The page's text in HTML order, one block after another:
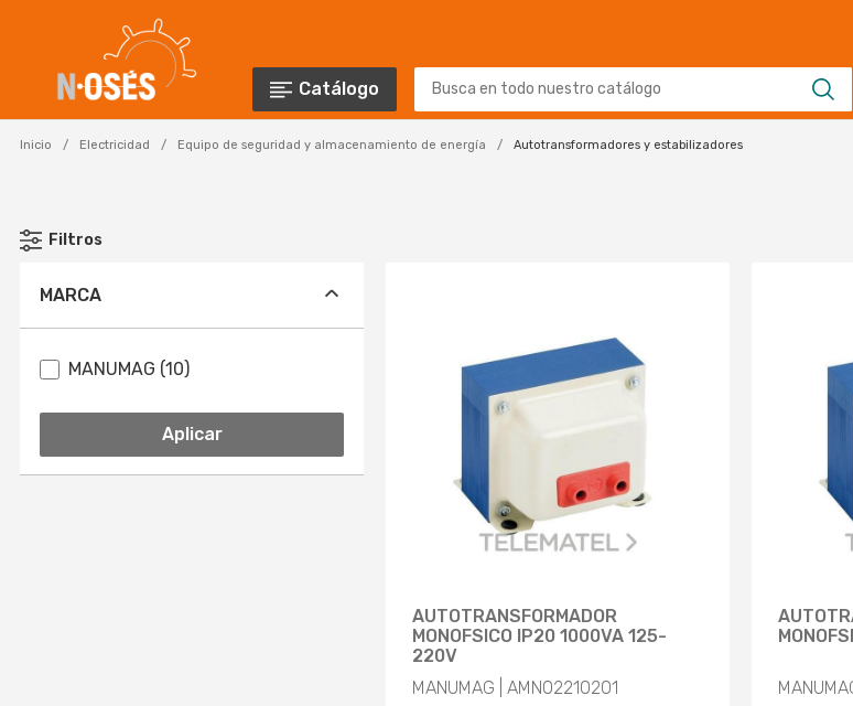
Catálogo
Inicio Electricidad Equipo de seguridad y almacenamiento de energía Autotransformadores y estabilizadores
Filtros
MARCA
MANUMAG (10)
Aplicar
AUTOTRANSFORMADOR
MONOFSICO IP20 1000VA 125-
220V
MANUMAG | AMN02210201